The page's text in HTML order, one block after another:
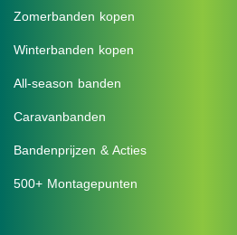
Zomerbanden kopen
Winterbanden kopen
All-season banden
Caravanbanden
Bandenprijzen & Acties
500+ Montagepunten